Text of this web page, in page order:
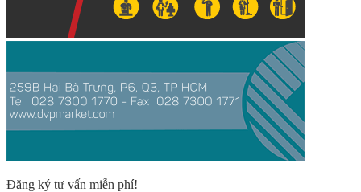
Đăng ký tư vấn miễn phí!